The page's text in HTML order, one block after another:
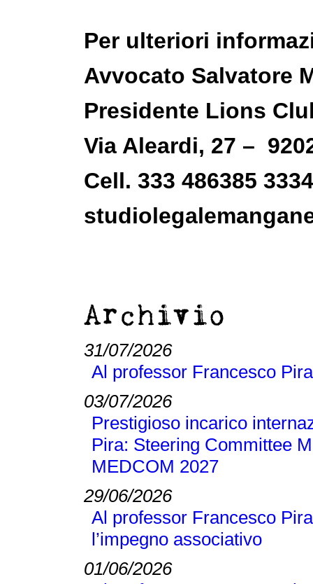
Per ulteriori
Avvocato Salvatore
Presidente Lions
Via Aleardi, 27 –
Cell. 333 486385
Archivio
31/07/2026
Al professor Francesco
03/07/2026
Prestigioso incarico
Pira: Steering Committee
MEDCOM 2027
29/06/2026
Al professor Francesco
l’impegno associativo
01/06/2026